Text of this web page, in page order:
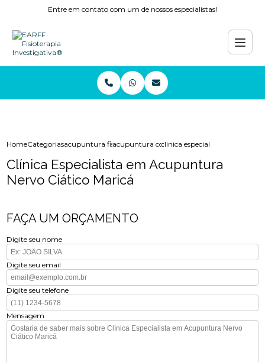
Entre em contato com um de nossos especialistas!
HomeCategoriasacupuntura fisioterapiaacupuntura colunaclinica especialista em
Clínica Especialista em Acupuntura
Nervo Ciático Maricá
FAÇA UM ORÇAMENTO
Digite seu nome
Digite seu email
Digite seu telefone
Mensagem